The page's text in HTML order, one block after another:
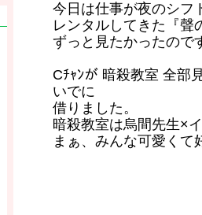
今日は仕事が夜のシフ
レンタルしてきた『聲
ずっと見たかったので
Cﾁｬﾝが 暗殺教室 全部
いでに
借りました。
暗殺教室は烏間先生×
まぁ、みんな可愛く